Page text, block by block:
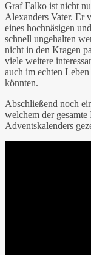
Graf Falko ist nicht
Alexanders Vater. Er
eines hochnäsigen
schnell ungehalten
nicht in den Kragen
viele weitere
auch im echten
könnten.
Abschließend noch
welchem der
Adventskalenders